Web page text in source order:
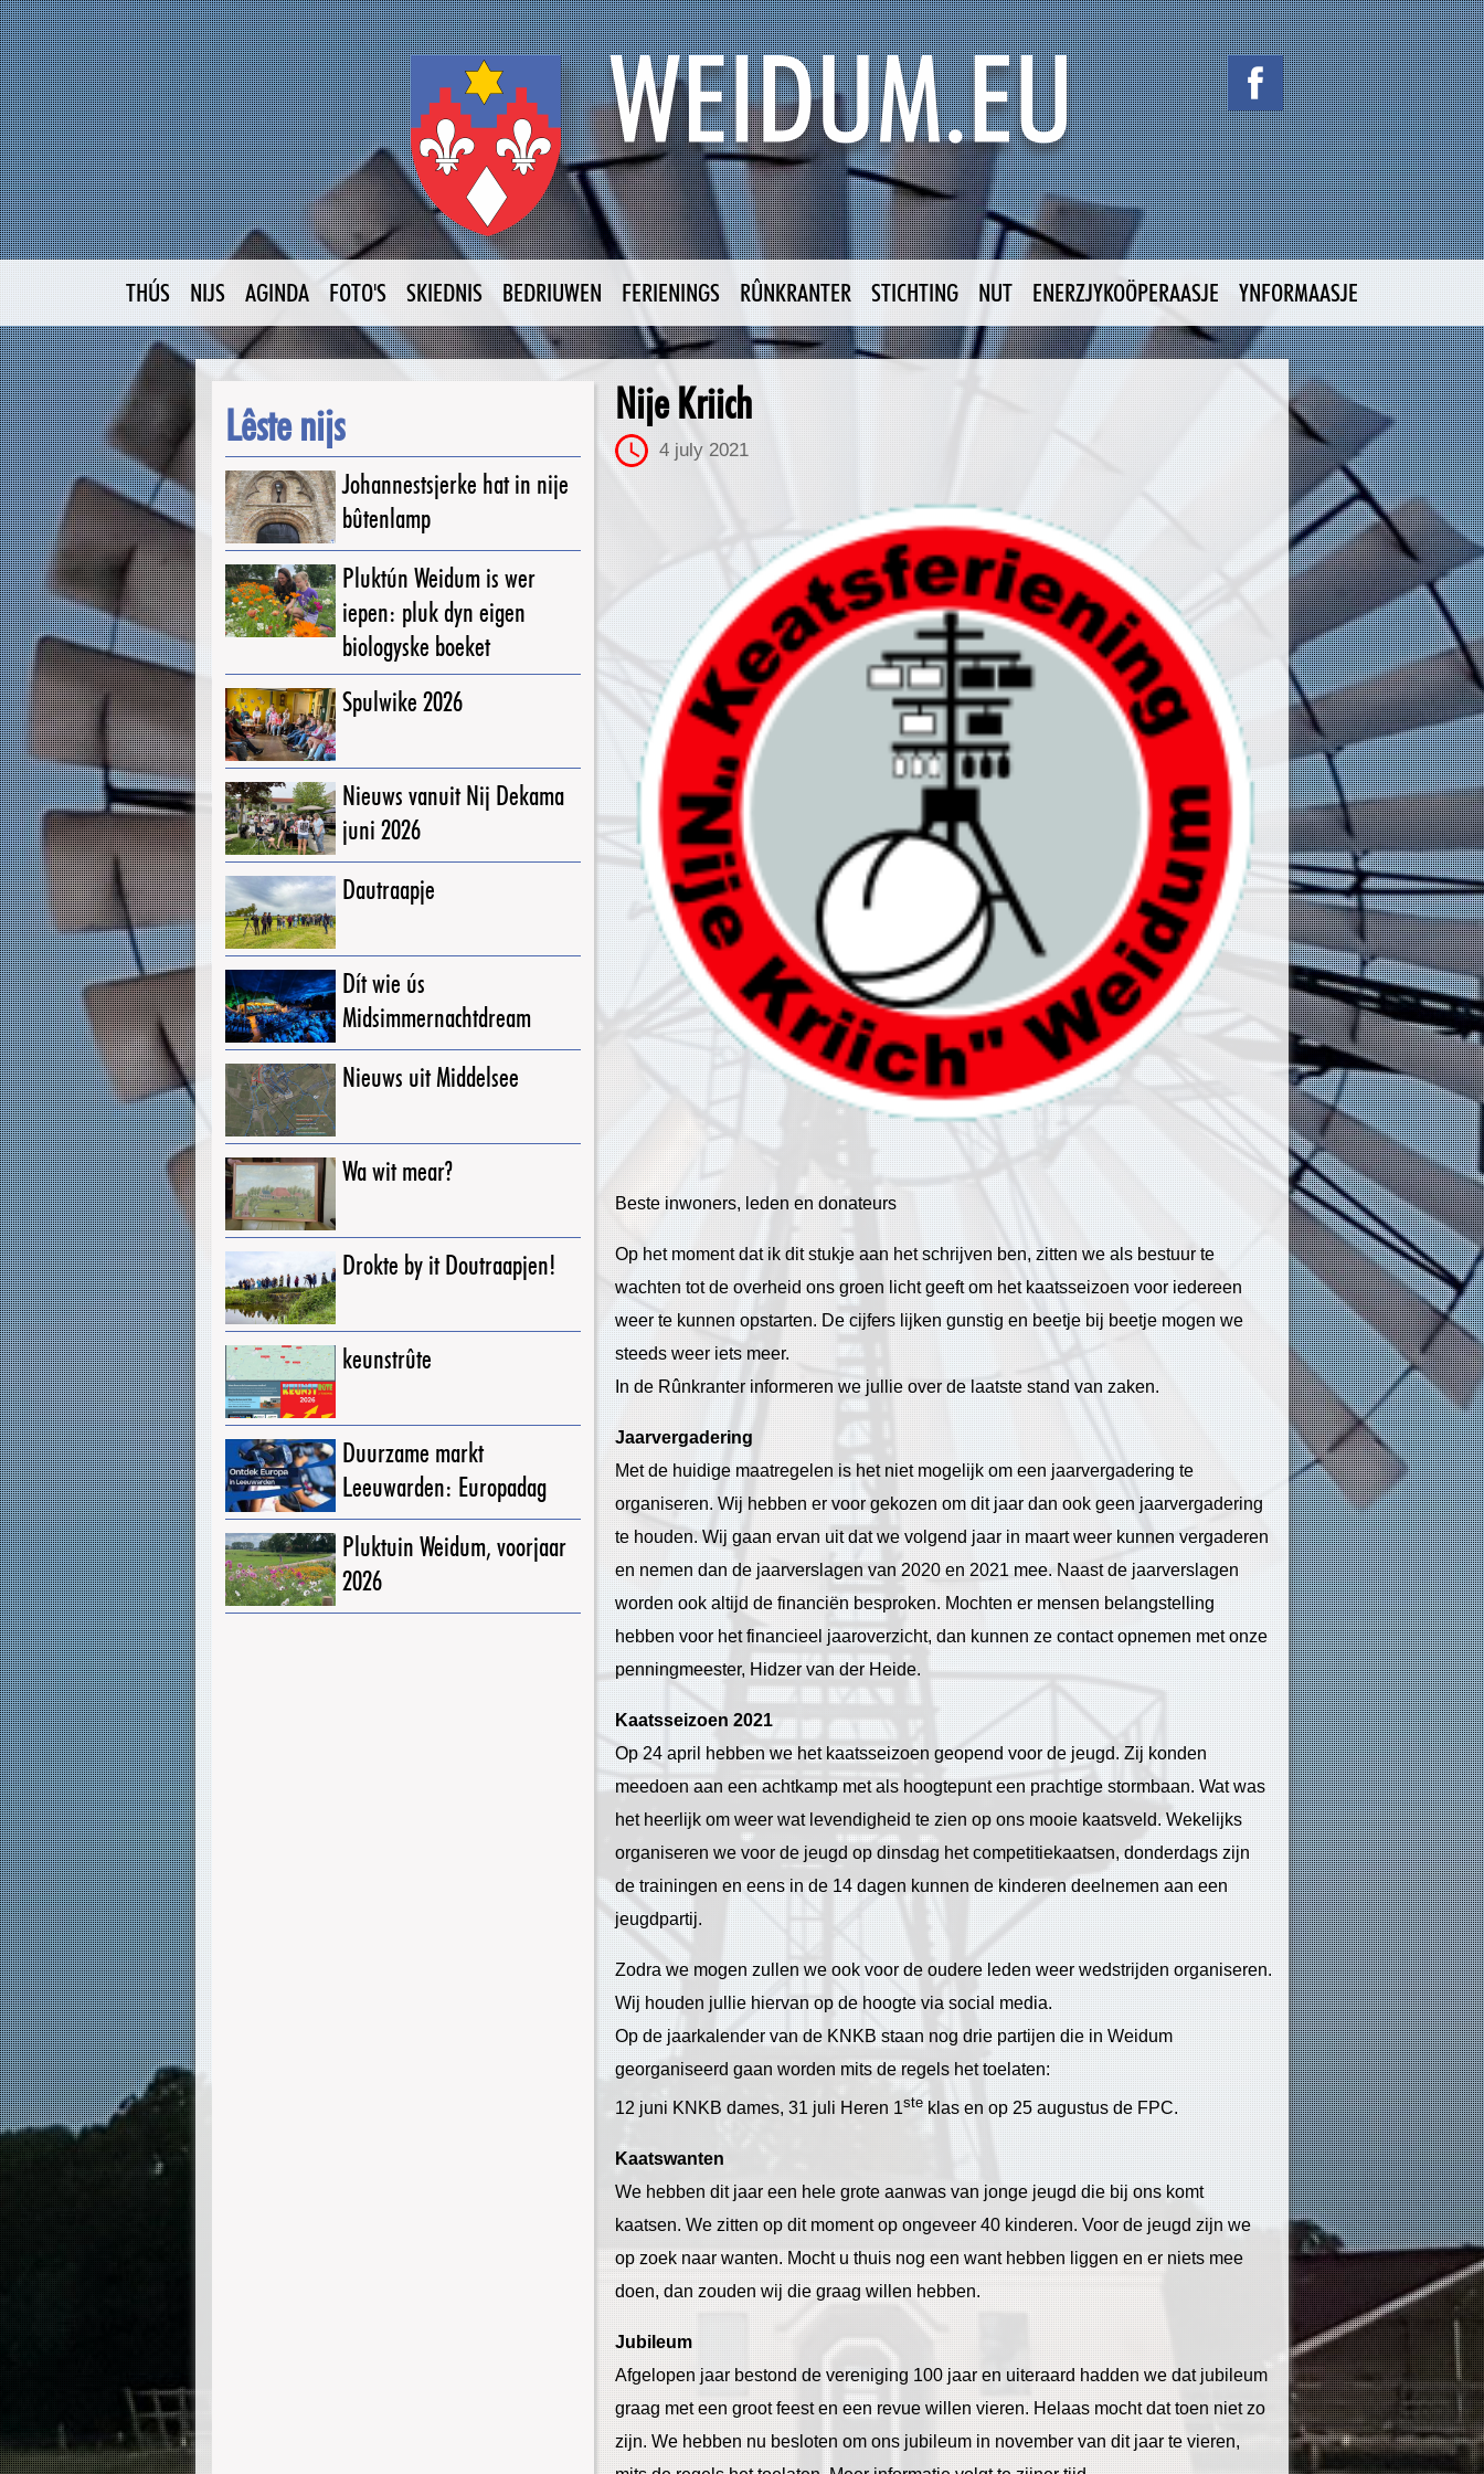
THÚS NIJS AGINDA FOTO'S SKIEDNIS BEDRIUWEN FERIENINGS RÛNKRANTER STICHTING NUT ENERZJYKOÖPERAASJE YNFORMAASJE
Lêste nijs
Johannestsjerke hat in nije
bûtenlamp
Pluktún Weidum is wer
iepen: pluk dyn eigen
biologyske boeket
Spulwike 2026
Nieuws vanuit Nij Dekama
juni 2026
Dautraapje
Dít wie ús
Midsimmernachtdream
Nieuws uit Middelsee
Wa wit mear?
Drokte by it Doutraapjen!
keunstrûte
Duurzame markt
Leeuwarden: Europadag
Pluktuin Weidum, voorjaar
2026
Nije Kriich
4 july 2021
Beste inwoners, leden en donateurs
Op het moment dat ik dit stukje aan het schrijven ben, zitten we als bestuur te
wachten tot de overheid ons groen licht geeft om het kaatsseizoen voor iedereen
weer te kunnen opstarten. De cijfers lijken gunstig en beetje bij beetje mogen we
steeds weer iets meer.
In de Rûnkranter informeren we jullie over de laatste stand van zaken.
Jaarvergadering
Met de huidige maatregelen is het niet mogelijk om een jaarvergadering te
organiseren. Wij hebben er voor gekozen om dit jaar dan ook geen jaarvergadering
te houden. Wij gaan ervan uit dat we volgend jaar in maart weer kunnen vergaderen
en nemen dan de jaarverslagen van 2020 en 2021 mee. Naast de jaarverslagen
worden ook altijd de financiën besproken. Mochten er mensen belangstelling
hebben voor het financieel jaaroverzicht, dan kunnen ze contact opnemen met onze
penningmeester, Hidzer van der Heide.
Kaatsseizoen 2021
Op 24 april hebben we het kaatsseizoen geopend voor de jeugd. Zij konden
meedoen aan een achtkamp met als hoogtepunt een prachtige stormbaan. Wat was
het heerlijk om weer wat levendigheid te zien op ons mooie kaatsveld. Wekelijks
organiseren we voor de jeugd op dinsdag het competitiekaatsen, donderdags zijn
de trainingen en eens in de 14 dagen kunnen de kinderen deelnemen aan een
jeugdpartij.
Zodra we mogen zullen we ook voor de oudere leden weer wedstrijden organiseren.
Wij houden jullie hiervan op de hoogte via social media.
Op de jaarkalender van de KNKB staan nog drie partijen die in Weidum
georganiseerd gaan worden mits de regels het toelaten:
12 juni KNKB dames, 31 juli Heren 1steklas en op 25 augustus de FPC.
Kaatswanten
We hebben dit jaar een hele grote aanwas van jonge jeugd die bij ons komt
kaatsen. We zitten op dit moment op ongeveer 40 kinderen. Voor de jeugd zijn we
op zoek naar wanten. Mocht u thuis nog een want hebben liggen en er niets mee
doen, dan zouden wij die graag willen hebben.
Jubileum
Afgelopen jaar bestond de vereniging 100 jaar en uiteraard hadden we dat jubileum
graag met een groot feest en een revue willen vieren. Helaas mocht dat toen niet zo
zijn. We hebben nu besloten om ons jubileum in november van dit jaar te vieren,